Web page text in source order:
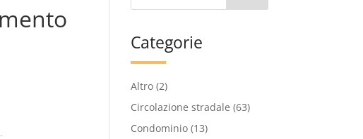
Categorie
Altro (2)
Circolazione stradale (63)
Condominio (13)